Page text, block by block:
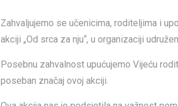
Zahvaljujemo se učenicima, roditeljima i
akciji „Od srca za nju“, u organizaciji
Posebnu zahvalnost upućujemo Vijeću
poseban značaj ovoj akciji.